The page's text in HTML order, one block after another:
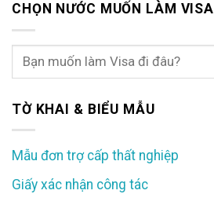
CHỌN NƯỚC MUỐN LÀM VISA
TỜ KHAI & BIỂU MẪU
Mẫu đơn trợ cấp thất nghiệp
Giấy xác nhận công tác